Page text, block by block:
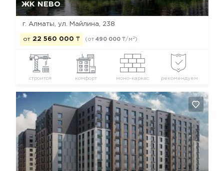
ЖК NEBO
г. Алматы, ул. Майлина, 238
от 22 560 000 ₸ (от 490 000 ₸/м 2)
строится комфорт моно-каркас рекомендуем